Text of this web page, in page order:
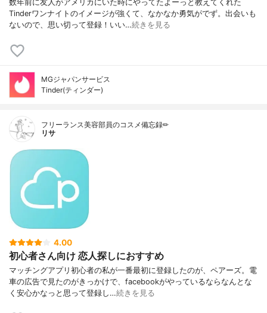
数年前に友人がアメリカにいた時にやってたよーっと教えてくれた
Tinderワンナイトのイメージが強くて、なかなか勇気がでず。出会いも
ないので、思い切って登録！いい…続きを見る
MGジャパンサービス
Tinder(ティンダー)
フリーランス美容部員のコスメ備忘録✏︎
リサ
4.00
初心者さん向け 恋人探しにおすすめ
マッチングアプリ初心者の私が一番最初に登録したのが、ペアーズ。電
車の広告で見たのがきっかけで、facebookがやっているならなんとな
く安心かなっと思って登録し…続きを見る